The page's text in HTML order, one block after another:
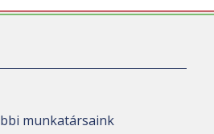
munkatársaink